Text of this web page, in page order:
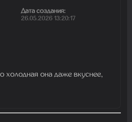
Дата создания:
26.05.2026 13:20:17
холодная она даже вкуснее,